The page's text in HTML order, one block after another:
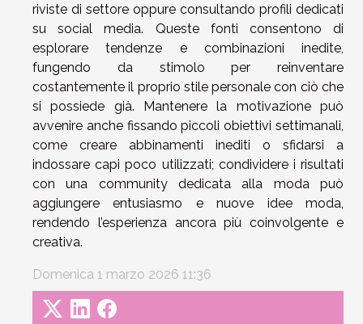
riviste di settore oppure consultando profili dedicati
su social media. Queste fonti consentono di
esplorare tendenze e combinazioni inedite,
fungendo da stimolo per reinventare
costantemente il proprio stile personale con ciò che
si possiede già. Mantenere la motivazione può
avvenire anche fissando piccoli obiettivi settimanali,
come creare abbinamenti inediti o sfidarsi a
indossare capi poco utilizzati; condividere i risultati
con una community dedicata alla moda può
aggiungere entusiasmo e nuove idee moda,
rendendo l’esperienza ancora più coinvolgente e
creativa.
Domenica 1 marzo 2026 11:36